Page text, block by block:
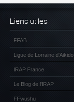
Liens utiles
FFAB
Ligue de Lorraine d'Aikido
IRAP France
Le Blog de l'IRAP
FFwushu